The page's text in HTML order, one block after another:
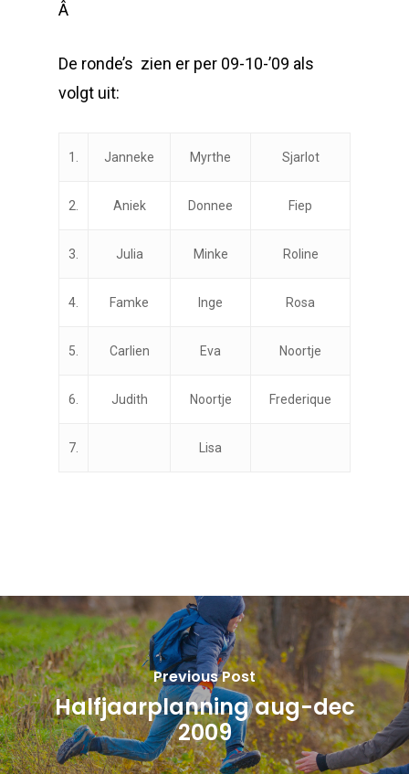
Â
De ronde’s zien er per 09-10-’09 als
volgt uit:
1. Janneke Myrthe Sjarlot
2. Aniek Donnee Fiep
3. Julia Minke Roline
4. Famke Inge Rosa
5. Carlien Eva Noortje
6. Judith Noortje Frederique
7. Lisa
Previous Post
Halfjaarplanning aug-dec
2009